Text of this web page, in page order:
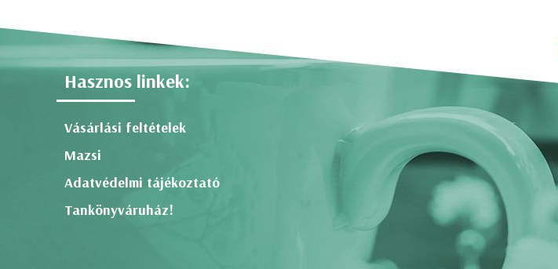
Hasznos linkek:
Vásárlási feltételek
Mazsi
Adatvédelmi tájékoztató
Tankönyváruház!